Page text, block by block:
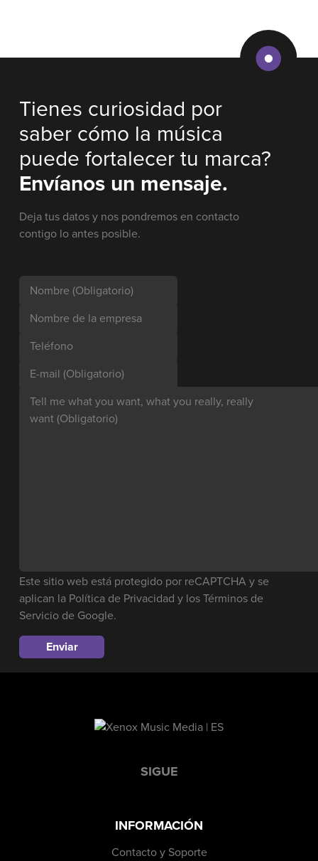
Tienes curiosidad por
saber cómo la música
puede fortalecer tu marca?
Envíanos un mensaje.
Deja tus datos y nos pondremos en contacto
contigo lo antes posible.
Nombre (Obligatorio)
Nombre de la empresa
Teléfono
E-mail (Obligatorio)
Tell me what you want, what you really, really
want (Obligatorio)
Este sitio web está protegido por reCAPTCHA y se
aplican la Política de Privacidad y losTérminos de
Servicio de Google.
SIGUE
INFORMACIÓN
Contacto y Soporte